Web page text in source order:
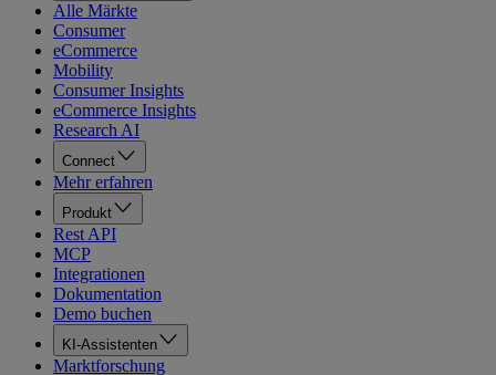
Alle Märkte
Consumer
eCommerce
Mobility
Consumer Insights
eCommerce Insights
Research AI
Connect
Mehr erfahren
Produkt
Rest API
MCP
Integrationen
Dokumentation
Demo buchen
KI-Assistenten
Marktforschung